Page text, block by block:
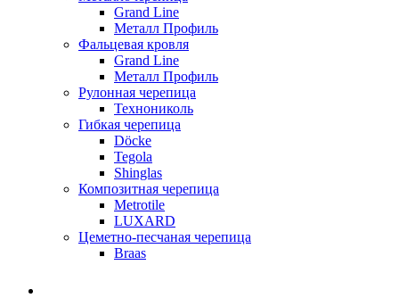
Grand Line
Металл Профиль
Фальцевая кровля
Grand Line
Металл Профиль
Рулонная черепица
Технониколь
Гибкая черепица
Döсkе
Tegola
Shinglas
Композитная черепица
Metrotile
LUXARD
Цеметно-песчаная черепица
Braas